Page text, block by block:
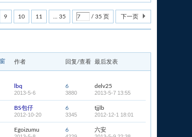
9 10 11 ... 35 / 35 页 下一页
作者 回复/查看 最后发表
lbq
2013-5-6
6
3880
delv25
2013-5-7 13:55
BS包仔
2012-10-20
6
3345
tjjlb
2012-12-1 18:01
Egoizumu
6
六安